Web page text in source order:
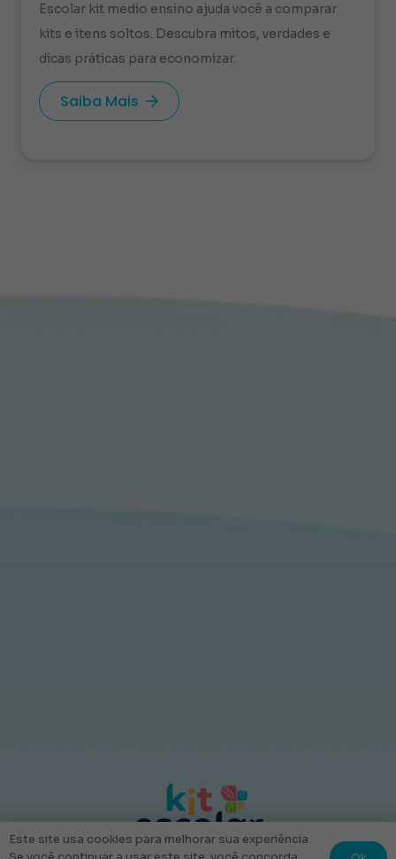
Escolar kit medio ensino ajuda você a comparar
kits e itens soltos. Descubra mitos, verdades e
dicas práticas para economizar.
Saiba Mais
Este site usa cookies para melhorar sua experiência.